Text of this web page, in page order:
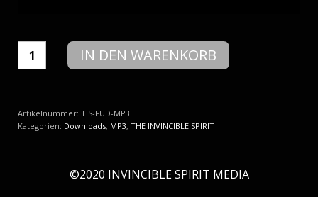
The
Invincible
Spirit
upside
down
(MP3)
IN DEN WARENKORB
Artikelnummer: TIS-FUD-MP3
Kategorien: Downloads, MP3, THE INVINCIBLE SPIRIT
©2020 INVINCIBLE SPIRIT MEDIA